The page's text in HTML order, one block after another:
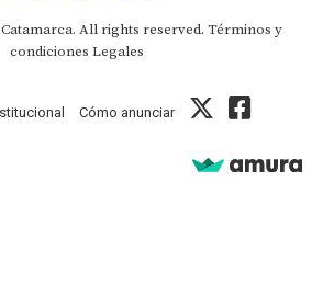
All rights reserved. Términos y
condiciones Legales
Cómo anunciar